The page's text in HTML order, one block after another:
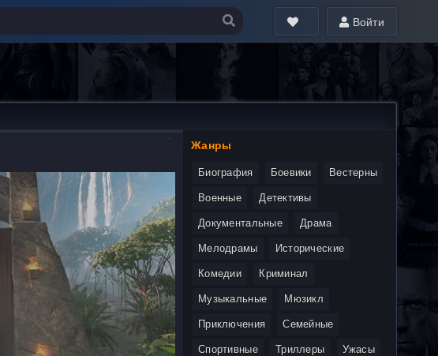
Войти
Жанры
Биография Боевики Вестерны
Военные Детективы
Документальные Драма
Мелодрамы Исторические
Комедии Криминал
Музыкальные Мюзикл
Приключения Семейные
Спортивные Триллеры Ужасы